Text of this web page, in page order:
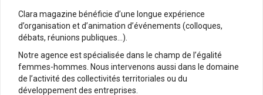
Clara magazine bénéficie d’une longue expérience
d’organisation et d’animation d’événements (colloques,
débats, réunions publiques…).
Notre agence est spécialisée dans le champ de l’égalité
femmes-hommes. Nous intervenons aussi dans le domaine
de l’activité des collectivités territoriales ou du
développement des entreprises.